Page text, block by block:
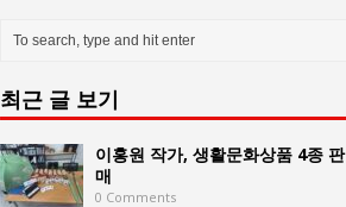
최근 글 보기
이홍원 작가, 생활문화상품 4종 판
매
0 Comments